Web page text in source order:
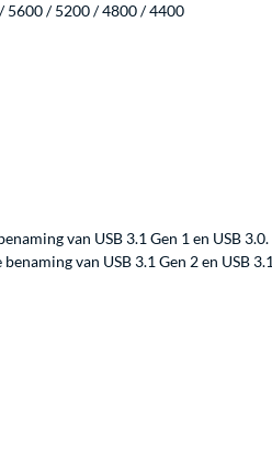
5600 / 5200 / 4800 / 4400
van USB 3.1 Gen 1 en USB 3.0.
van USB 3.1 Gen 2 en USB